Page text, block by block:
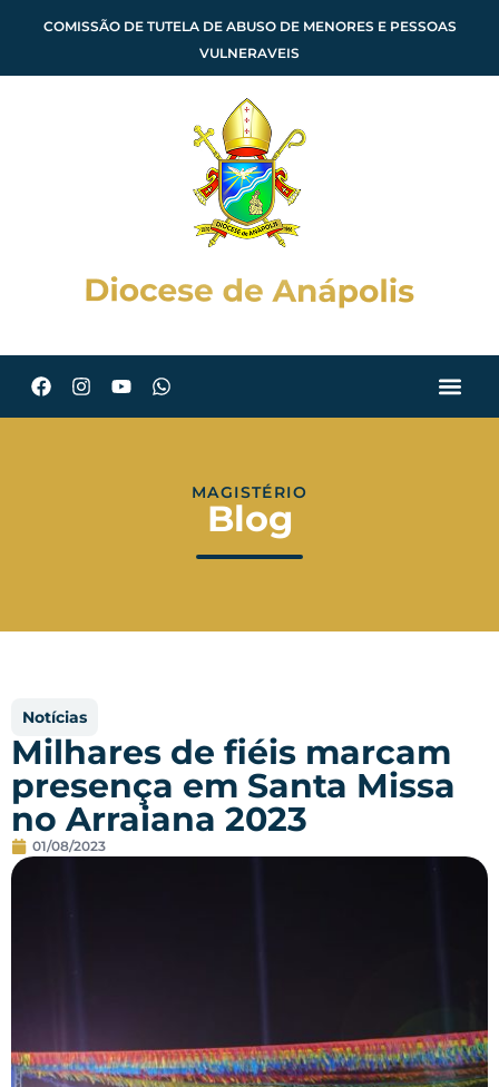
COMISSÃO DE TUTELA DE ABUSO DE MENORES E PESSOAS
VULNERAVEIS
MAGISTÉRIO
Blog
Notícias
Milhares de fiéis marcam
presença em Santa Missa
no Arraiana 2023
01/08/2023